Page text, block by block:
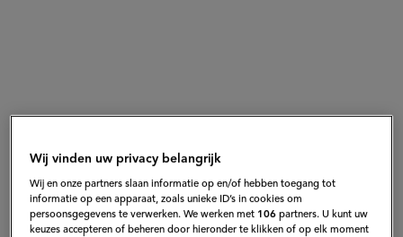
Wij vinden uw privacy belangrijk
Wij en onze partners slaan informatie op en/of hebben toegang tot
informatie op een apparaat, zoals unieke ID’s in cookies om
persoonsgegevens te verwerken. We werken met 106 partners. U kunt uw
keuzes accepteren of beheren door hieronder te klikken of op elk moment